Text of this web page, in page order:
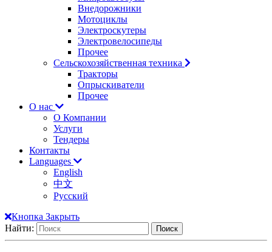
Внедорожники
Мотоциклы
Электроскутеры
Электровелосипеды
Прочее
Сельскохозяйственная техника
Тракторы
Опрыскиватели
Прочее
О нас
О Компании
Услуги
Тендеры
Контакты
Languages
English
中文
Русский
Кнопка Закрыть
Найти: